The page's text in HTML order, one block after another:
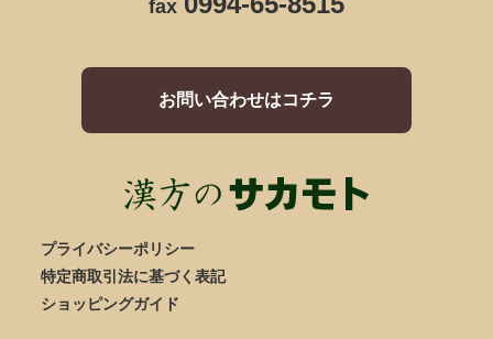
fax
お問い合わせはコチラ
プライバシーポリシー
特定商取引法に基づく表記
ショッピングガイド